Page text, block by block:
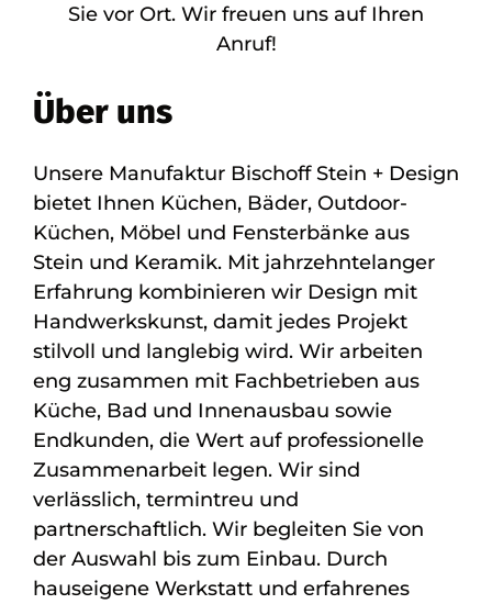
Sie vor Ort. Wir freuen uns auf Ihren
Anruf!
Über uns
Unsere Manufaktur Bischoff Stein + Design
bietet Ihnen Küchen, Bäder, Outdoor-
Küchen, Möbel und Fensterbänke aus
Stein und Keramik. Mit jahrzehntelanger
Erfahrung kombinieren wir Design mit
Handwerkskunst, damit jedes Projekt
stilvoll und langlebig wird. Wir arbeiten
eng zusammen mit Fachbetrieben aus
Küche, Bad und Innenausbau sowie
Endkunden, die Wert auf professionelle
Zusammenarbeit legen. Wir sind
verlässlich, termintreu und
partnerschaftlich. Wir begleiten Sie von
der Auswahl bis zum Einbau. Durch
hauseigene Werkstatt und erfahrenes